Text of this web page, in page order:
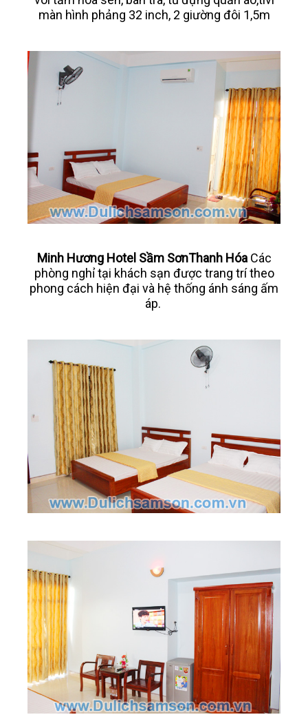
màn hình phảng 32 inch, 2 giường đôi 1,5m
Minh Hương Hotel Sầm SơnThanh HóaCác
phòng nghỉ tại khách sạn được trang trí theo
phong cách hiện đại và hệ thống ánh sáng ấm
áp.